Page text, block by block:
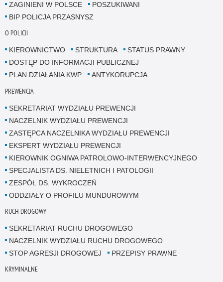
ZAGINIENI W POLSCE
POSZUKIWANI
BIP POLICJA PRZASNYSZ
O POLICJI
KIEROWNICTWO STRUKTURA
STATUS PRAWNY
DOSTĘP DO INFORMACJI PUBLICZNEJ
PLAN DZIAŁANIA KWP
ANTYKORUPCJA
PREWENCJA
SEKRETARIAT WYDZIAŁU PREWENCJI
NACZELNIK WYDZIAŁU PREWENCJI
ZASTĘPCA NACZELNIKA WYDZIAŁU PREWENCJI
EKSPERT WYDZIAŁU PREWENCJI
KIEROWNIK OGNIWA PATROLOWO-INTERWENCYJNEGO
SPECJALISTA DS. NIELETNICH I PATOLOGII
ZESPÓŁ DS. WYKROCZEŃ
ODDZIAŁY O PROFILU MUNDUROWYM
RUCH DROGOWY
SEKRETARIAT RUCHU DROGOWEGO
NACZELNIK WYDZIAŁU RUCHU DROGOWEGO
STOP AGRESJI DROGOWEJ
PRZEPISY PRAWNE
KRYMINALNE